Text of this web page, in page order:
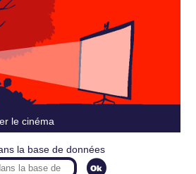
le cinéma
la base de données